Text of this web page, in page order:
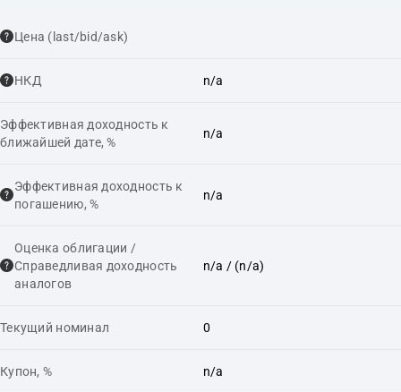
Цена (last/bid/ask)
НКД n/a
Эффективная доходность к
ближайшей дате, %
n/a
Эффективная доходность к
погашению, %
n/a
Оценка облигации /
Справедливая доходность
аналогов
n/a / (n/a)
Текущий номинал 0
Купон, % n/a